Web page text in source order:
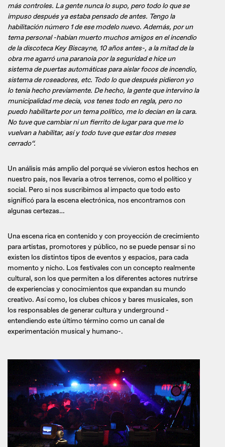
más controles. La gente nunca lo supo, pero todo lo que se
impuso después ya estaba pensado de antes. Tengo la
habilitación número 1 de ese modelo nuevo. Además, por un
tema personal -habían muerto muchos amigos en el incendio
de la discoteca Key Biscayne, 10 años antes-, a la mitad de la
obra me agarró una paranoia por la seguridad e hice un
sistema de puertas automáticas para aislar focos de incendio,
sistema de roseadores, etc. Todo lo que después pidieron yo
lo tenía hecho previamente. De hecho, la gente que intervino la
municipalidad me decía, vos tenes todo en regla, pero no
puedo habilitarte por un tema político, me lo decían en la cara.
No tuve que cambiar ni un fierrito de lugar para que me lo
vuelvan a habilitar, así y todo tuve que estar dos meses
cerrado“.
Un análisis más amplio del porqué se vivieron estos hechos en
nuestro país, nos llevaría a otros terrenos, como el político y
social. Pero si nos suscribimos al impacto que todo esto
significó para la escena electrónica, nos encontramos con
algunas certezas…
Una escena rica en contenido y con proyección de crecimiento
para artistas, promotores y público, no se puede pensar si no
existen los distintos tipos de eventos y espacios, para cada
momento y nicho. Los festivales con un concepto realmente
cultural, son los que permiten a los diferentes actores nutrirse
de experiencias y conocimientos que expandan su mundo
creativo. Así como, los clubes chicos y bares musicales, son
los responsables de generar cultura y underground -
entendiendo este último término como un canal de
experimentación musical y humano-.